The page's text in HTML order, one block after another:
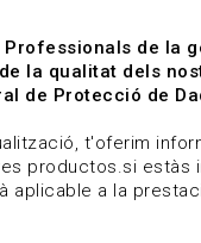
Qui som Línies
de la
la qualitat dels
de Protecció de
t'oferim
productos.si estàs
aplicable a la